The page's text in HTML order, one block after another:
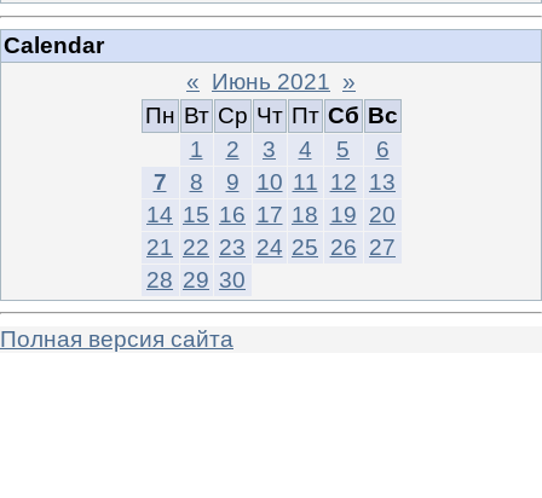
Calendar
« Июнь 2021 »
Пн Вт Ср Чт Пт Сб Вс
1
2 3 4 5
6
7
8 9 10 11 12 13
14 15 16 17 18 19 20
21 22 23 24 25 26 27
28 29 30
Полная версия сайта